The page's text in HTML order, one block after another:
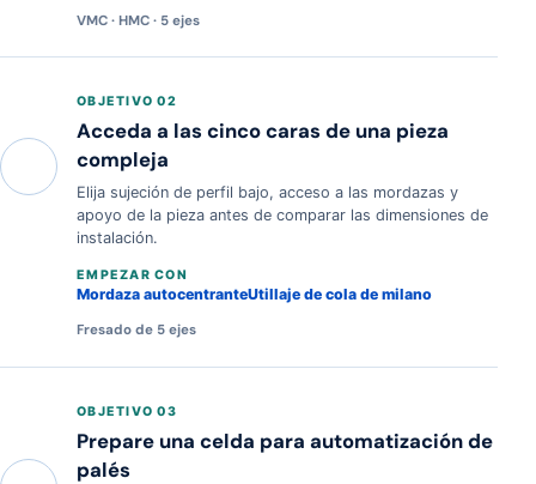
VMC · HMC · 5 ejes
OBJETIVO 02
Acceda a las cinco caras de una pieza
compleja
Elija sujeción de perfil bajo, acceso a las mordazas y
apoyo de la pieza antes de comparar las dimensiones de
instalación.
EMPEZAR CON
Mordaza autocentranteUtillaje de cola de milano
Fresado de 5 ejes
OBJETIVO 03
Prepare una celda para automatización de
palés